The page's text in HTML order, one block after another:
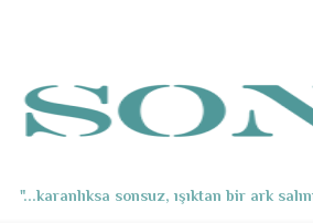
"...karanlıksa sonsuz, ışıktan bir ark